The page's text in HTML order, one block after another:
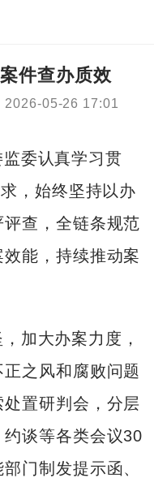
件查办质效
2026-05-26 17:01
委认真学习贯
，始终坚持以办
查，全链条规范
能，持续推动案
加大办案力度，
之风和腐败问题
置研判会，分层
谈等各类会议30
门制发提示函、